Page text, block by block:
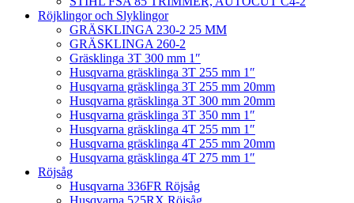
Röjklingor och Slyklingor
GRÄSKLINGA 230-2 25 MM
GRÄSKLINGA 260-2
Gräsklinga 3T 300 mm 1″
Husqvarna gräsklinga 3T 255 mm 1″
Husqvarna gräsklinga 3T 255 mm 20mm
Husqvarna gräsklinga 3T 300 mm 20mm
Husqvarna gräsklinga 3T 350 mm 1″
Husqvarna gräsklinga 4T 255 mm 1″
Husqvarna gräsklinga 4T 255 mm 20mm
Husqvarna gräsklinga 4T 275 mm 1″
Röjsåg
Husqvarna 336FR Röjsåg
Husqvarna 525RX Röjsåg